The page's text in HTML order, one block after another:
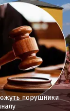
порушники